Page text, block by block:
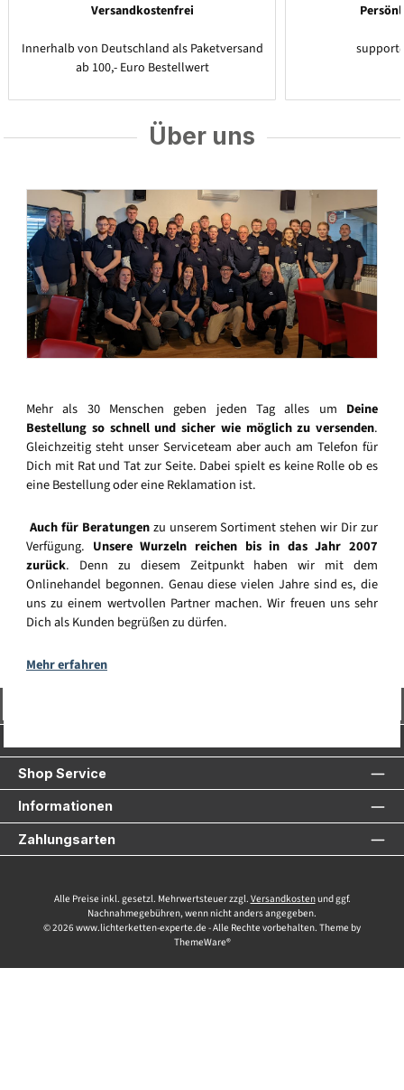
Versandkostenfrei
Innerhalb von Deutschland als Paketversand
ab 100,- Euro Bestellwert
Über uns
Mehr als 30 Menschen geben jeden Tag alles um Deine
Bestellung so schnell und sicher wie möglich zu versenden.
Gleichzeitig steht unser Serviceteam aber auch am Telefon für
Dich mit Rat und Tat zur Seite. Dabei spielt es keine Rolle ob es
eine Bestellung oder eine Reklamation ist.
Auch für Beratungenzu unserem Sortiment stehen wir Dir zur
Verfügung. Unsere Wurzeln reichen bis in das Jahr 2007
zurück. Denn zu diesem Zeitpunkt haben wir mit dem
Onlinehandel begonnen. Genau diese vielen Jahre sind es, die
uns zu einem wertvollen Partner machen. Wir freuen uns sehr
Dich als Kunden begrüßen zu dürfen.
Mehr erfahren
Shop Service
Informationen
Zahlungsarten
Alle Preise inkl. gesetzl. Mehrwertsteuer zzgl. Versandkostenund ggf.
Nachnahmegebühren, wenn nicht anders angegeben.
© 2026 www.lichterketten-experte.de - Alle Rechte vorbehalten. Theme by
ThemeWare®